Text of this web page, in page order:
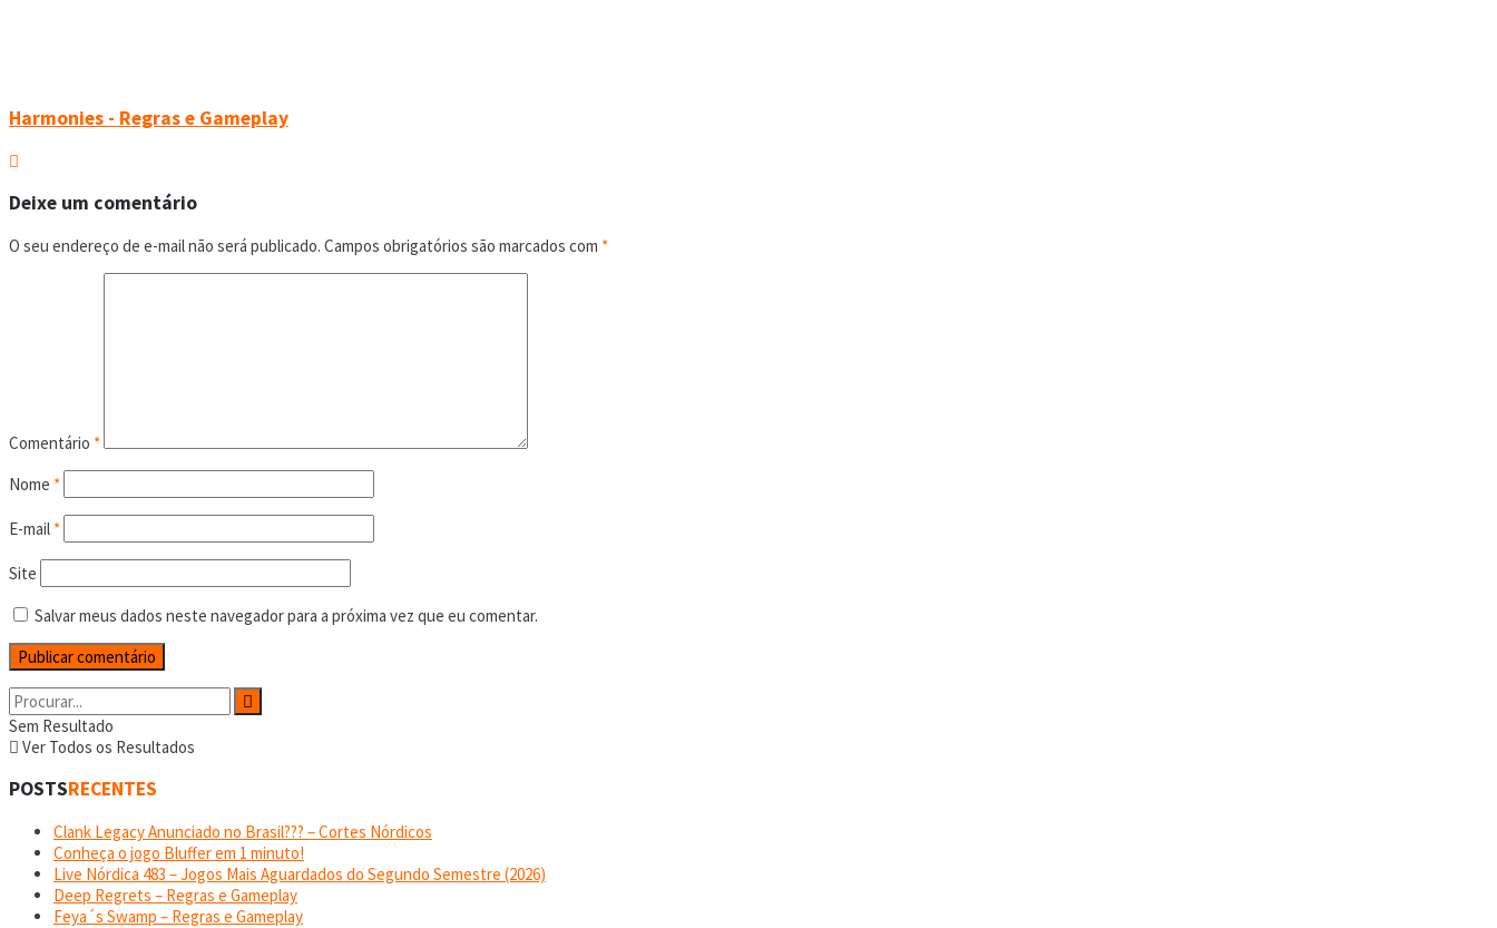
Harmonies - Regras e Gameplay
Deixe um comentário
O seu endereço de e-mail não será publicado. Campos obrigatórios são marcados com *
Comentário *
Nome *
E-mail *
Site
Salvar meus dados neste navegador para a próxima vez que eu comentar.
Sem Resultado
Ver Todos os Resultados
POSTSRECENTES
Clank Legacy Anunciado no Brasil??? – Cortes Nórdicos
Conheça o jogo Bluffer em 1 minuto!
Live Nórdica 483 – Jogos Mais Aguardados do Segundo Semestre (2026)
Deep Regrets – Regras e Gameplay
Feya´s Swamp – Regras e Gameplay